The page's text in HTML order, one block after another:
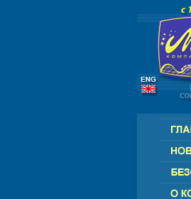
РОССИЯ - СНГ